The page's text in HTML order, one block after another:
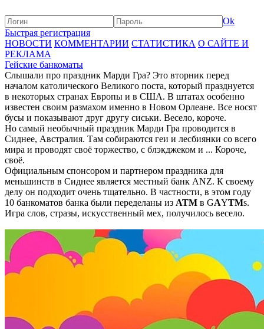
Ok
Быстрая регистрация
НОВОСТИ КОММЕНТАРИИ СТАТИСТИКА О САЙТЕ И
РЕКЛАМА
Гейские банкоматы
Слышали про праздник Марди Гра? Это вторник перед
началом католического Великого поста, который празднуется
в некоторых странах Европы и в США. В штатах особенно
известен своим размахом именно в Новом Орлеане. Все носят
бусы и показывают друг другу сиськи. Весело, короче.
Но самый необычный праздник Марди Гра проводится в
Сиднее, Австралия. Там собираются геи и лесбиянки со всего
мира и проводят своё торжество, с блэкджеком и ... Короче,
своё.
Официальным спонсором и партнером праздника для
меньшинств в Сиднее является местный банк ANZ. К своему
делу он подходит очень тщательно. В частности, в этом году
10 банкоматов банка были переделаны из ATM в GAYTMs.
Игра слов, стразы, искусственный мех, получилось весело.